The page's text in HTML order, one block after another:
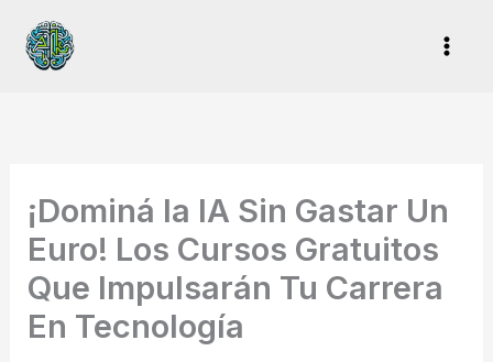
contenido
¡Dominá la IA Sin Gastar Un
Euro! Los Cursos Gratuitos
Que Impulsarán Tu Carrera
En Tecnología